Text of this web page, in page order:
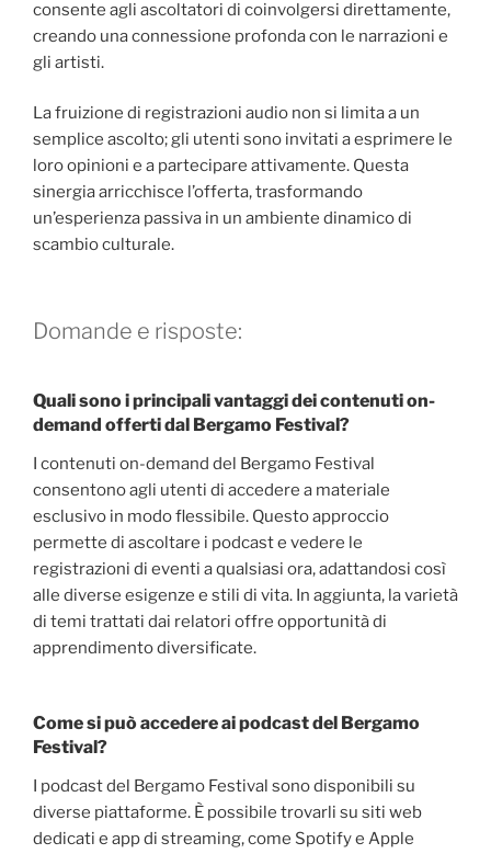
consente agli ascoltatori di coinvolgersi direttamente,
creando una connessione profonda con le narrazioni e
gli artisti.
La fruizione di registrazioni audio non si limita a un
semplice ascolto; gli utenti sono invitati a esprimere le
loro opinioni e a partecipare attivamente. Questa
sinergia arricchisce l’offerta, trasformando
un’esperienza passiva in un ambiente dinamico di
scambio culturale.
Domande e risposte:
Quali sono i principali vantaggi dei contenuti on-
demand offerti dal Bergamo Festival?
I contenuti on-demand del Bergamo Festival
consentono agli utenti di accedere a materiale
esclusivo in modo flessibile. Questo approccio
permette di ascoltare i podcast e vedere le
registrazioni di eventi a qualsiasi ora, adattandosi così
alle diverse esigenze e stili di vita. In aggiunta, la varietà
di temi trattati dai relatori offre opportunità di
apprendimento diversificate.
Come si può accedere ai podcast del Bergamo
Festival?
I podcast del Bergamo Festival sono disponibili su
diverse piattaforme. È possibile trovarli su siti web
dedicati e app di streaming, come Spotify e Apple